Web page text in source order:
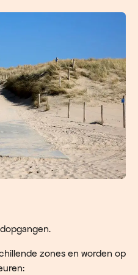
zones en worden op